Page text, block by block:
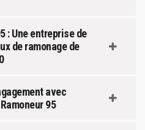
: Une entreprise de
de ramonage de
avec
95